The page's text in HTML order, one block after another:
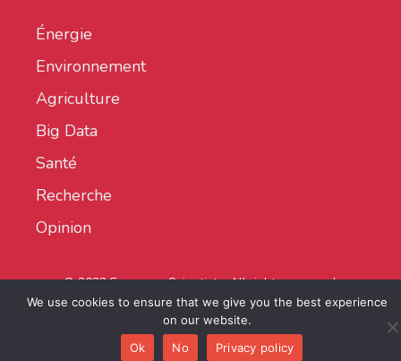
Énergie
Environnement
Agriculture
Big Data
Santé
Recherche
Opinion
© 2022 European Scientist - All rights reserved.
We use cookies to ensure that we give you the best experience
on our website.
Ok
No Privacy policy